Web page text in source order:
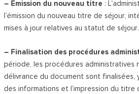
– Émission du nouveau titre :
l’émission du nouveau titre de séjour,
mises à jour relatives au statut de séjour.
– Finalisation des procédures
période, les procédures administratives
délivrance du document sont finalisées,
des informations et l’impression du titre